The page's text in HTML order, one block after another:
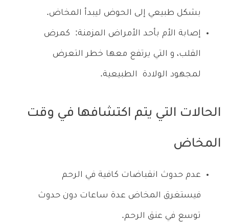
بشكل طبيعي إلى الحوض ليبدأ المخاض.
إصابة الأم بأحد الأمراض المزمنة: كمرض
القلب، و التي يرتفع معها خطر التعرض
لمجهود الولادة الطبيعية.
الحالات التي يتم اكتشافها في وقت
المخاض
عدم حدوث انقباضات كافية في الرحم
فيستغرق المخاض عدة ساعات دون حدوث
توسع في عنق الرحم.